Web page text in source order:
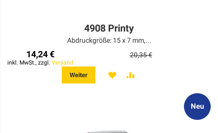
4908 Printy
Abdruckgröße: 15 x 7 mm,...
14,24 €
inkl. MwSt., zzgl. Versand
20,35 €
Weiter MERKEN
Neu